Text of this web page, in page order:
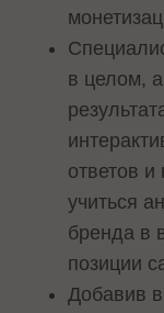
в целом,
ответов
учиться
бренда в
позиции
Добавив